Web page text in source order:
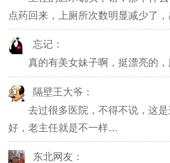
点药回来，上厕所次数明显减少了，
忘记：
真的有美女妹子啊，挺漂亮的
隔壁王大爷：
去过很多医院，不得不说，这
好，老主任就是不一样…
东北网友：